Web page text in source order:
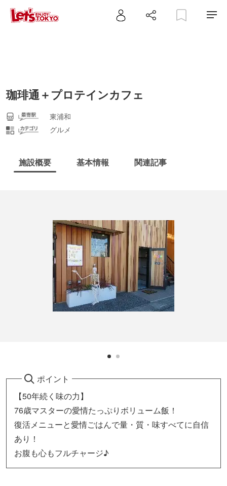
珈琲通＋プロテインカフェ
東浦和
グルメ
施設概要 基本情報 関連記事
ポイント
【50年続く味の力】
76歳マスターの愛情たっぷりボリューム飯！
復活メニューと愛情ごはんで量・質・味すべてに自信
あり！
お腹も心もフルチャージ♪